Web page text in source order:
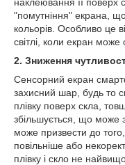
"помутніння" екрана, що
кольорів. Особливо це
світлі, коли екран
2. Зниження
Сенсорний екран
захисний шар, будь то
плівку поверх скла,
збільшується, що може
може призвести до
повільніше або
плівку і скло не